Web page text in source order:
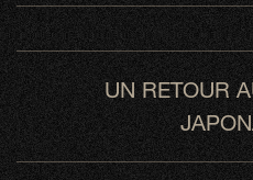
UN RETOUR